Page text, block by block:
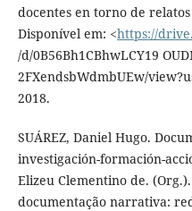
docentes en torno de
Disponível em: <https://
/d/0B56Bh1CBhwLCY19
2FXendsbWdmbUEw/
2018.
SUÁREZ, Daniel Hugo.
investigación-formación-
Elizeu Clementino de.
documentação narrativa: